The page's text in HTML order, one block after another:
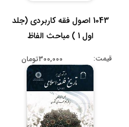
1043 اصول فقه کاربردی (جلد
اول 1 ) مباحث الفاظ
قیمت: 300,000تومان